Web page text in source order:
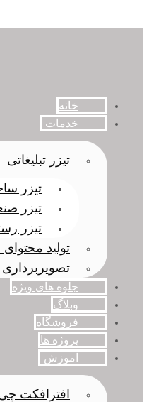
خانه
خدمات
تیزر تبلیغاتی
تیزر
تیزر
تیزر
تولید محتوای
جلوه های ویژه
وبلاگ
فروشگاه
پروژه ها
آموزش
افترافکت